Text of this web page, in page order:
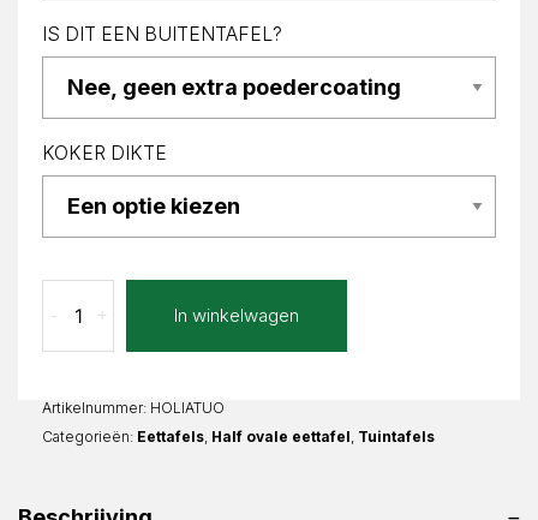
IS DIT EEN BUITENTAFEL?
KOKER DIKTE
Lia
Half
aantal
+
- In winkelwagen
Artikelnummer: HOLIATUO
Categorieën: Eettafels Half ovale eettafel Tuintafels